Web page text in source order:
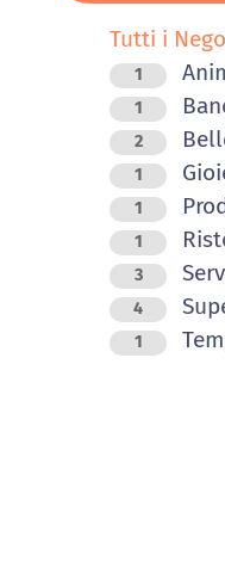
Tutti i
1
1
2
1
1
1
3
4
1